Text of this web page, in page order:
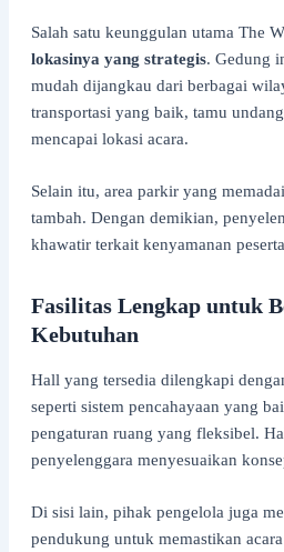
Salah satu keunggulan utama The
lokasinya yang strategis. Gedung
mudah dijangkau dari berbagai
transportasi yang baik, tamu
mencapai lokasi acara.
Selain itu, area parkir yang
tambah. Dengan demikian,
khawatir terkait kenyamanan
Fasilitas Lengkap untuk
Kebutuhan
Hall yang tersedia dilengkapi
seperti sistem pencahayaan yang
pengaturan ruang yang fleksibel.
penyelenggara menyesuaikan
Di sisi lain, pihak pengelola juga
pendukung untuk memastikan